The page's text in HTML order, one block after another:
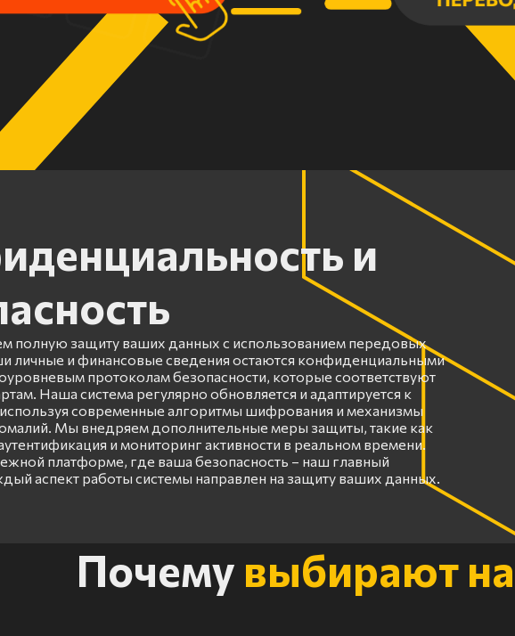
и
полную защиту ваших данных с использованием передовых
личные и финансовые сведения остаются конфиденциальными
протоколам безопасности, которые соответствуют
Наша система регулярно обновляется и адаптируется к
современные алгоритмы шифрования и механизмы
Мы внедряем дополнительные меры защиты, такие как
и мониторинг активности в реальном времени.
платформе, где ваша безопасность – наш главный
аспект работы системы направлен на защиту ваших данных.
Почему выбирают